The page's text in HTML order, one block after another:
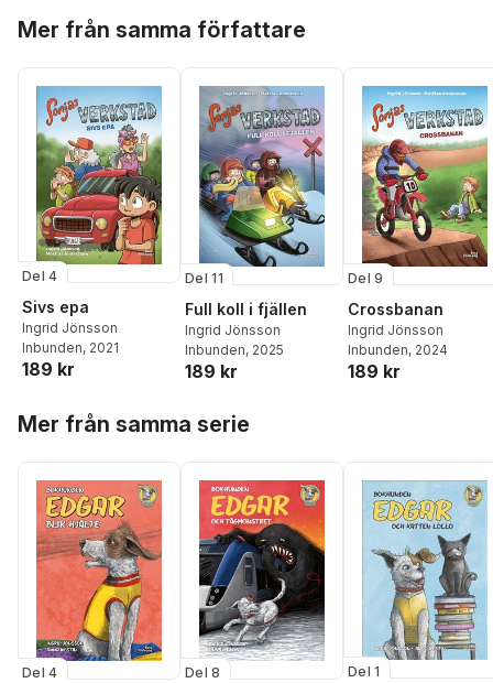
Mer från samma författare
Del 4
Sivs epa
Ingrid Jönsson
Inbunden, 2021
189 kr
Del 11
Full koll i fjällen
Ingrid Jönsson
Inbunden, 2025
189 kr
Del 9
Crossbanan
Ingrid Jönsson
Inbunden, 2024
189 kr
Mer från samma serie
Del 4 Del 8 Del 1